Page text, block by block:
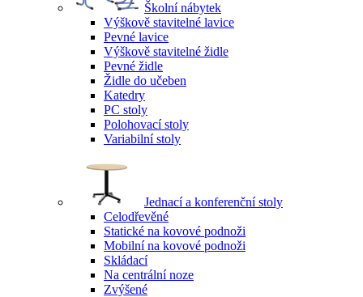
Školní nábytek
Výškově stavitelné lavice
Pevné lavice
Výškově stavitelné židle
Pevné židle
Židle do učeben
Katedry
PC stoly
Polohovací stoly
Variabilní stoly
Jednací a konferenční stoly
Celodřevěné
Statické na kovové podnoži
Mobilní na kovové podnoži
Skládací
Na centrální noze
Zvýšené